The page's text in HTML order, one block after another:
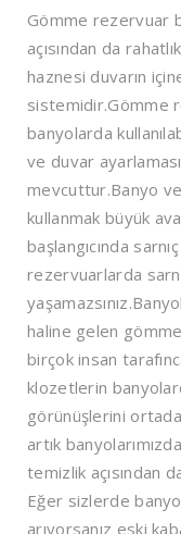
Gömme rezervuar
açısından da
haznesi duvarın
sistemidir.Gömme
banyolarda
ve duvar
mevcuttur.Banyo
kullanmak büyük
başlangıcında
rezervuarlarda
haline gelen
birçok insan
klozetlerin
görünüşlerini
artık
temizlik açısından
Eğer sizlerde
arıyorsanız eski